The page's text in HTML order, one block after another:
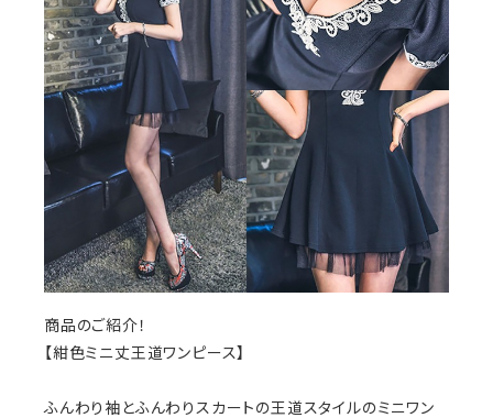
商品のご紹介！
【紺色ミニ丈王道ワンピース】
ふんわり袖とふんわりスカートの王道スタイルのミニワン